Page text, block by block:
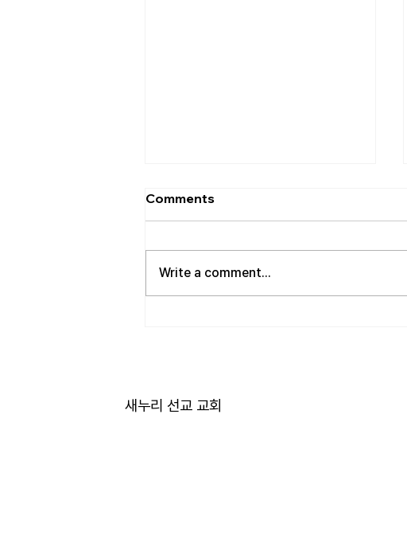
[2026.08.02] “세상에서 제일
요? 모두가 아시는 대로 바로 교만
입니다. 이번 새벽기도 본문인 에
그렇다면 하나님께서는 왜 이토록
교만을 싫어하실까요? 성경에 말
Comments
Write a comment...
새누리 선교 교회